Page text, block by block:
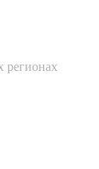
регионах